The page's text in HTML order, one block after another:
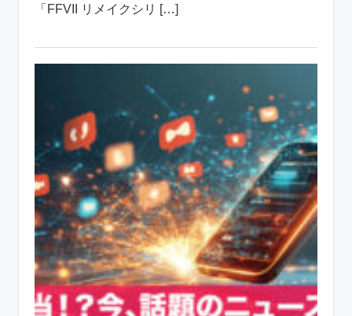
「FFVII リメイクシリ […]